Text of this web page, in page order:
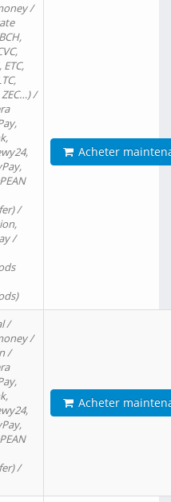
/
ETC,
/
/
/
Acheter
/
/
/
/
Acheter